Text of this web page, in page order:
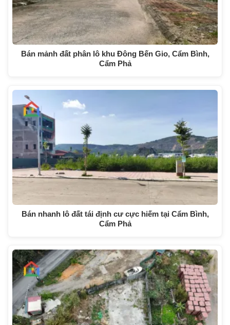
Bán mảnh đất phân lô khu Đông Bến Gio, Cẩm Bình,
Cẩm Phả
Bán nhanh lô đất tái định cư cực hiếm tại Cẩm Bình,
Cẩm Phả